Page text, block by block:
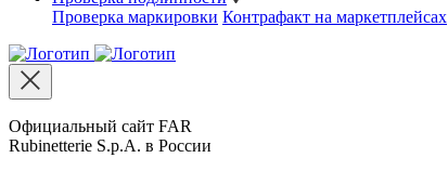
Проверка маркировки Контрафакт на маркетплейсах
Официальный сайт FAR
Rubinetterie S.p.A. в России